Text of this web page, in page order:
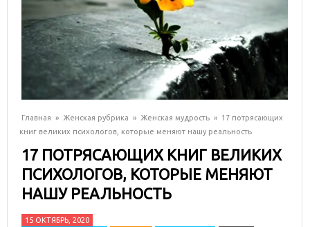
Главная » Женская рубрика » Женская мудрость » 17 потрясающих
книг великих психологов, которые меняют нашу реальность
17 ПОТРЯСАЮЩИХ КНИГ ВЕЛИКИХ
ПСИХОЛОГОВ, КОТОРЫЕ МЕНЯЮТ
НАШУ РЕАЛЬНОСТЬ
15 ОКТЯБРЬ, 2020